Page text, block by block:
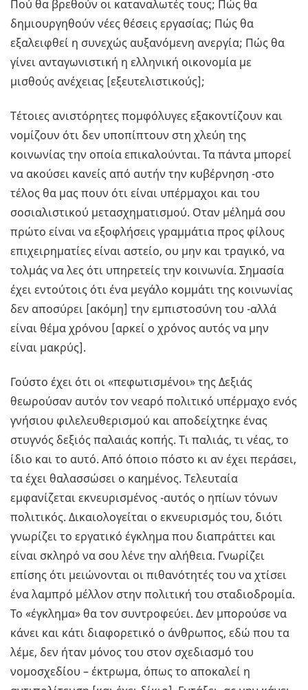
Πού θα βρεθούν οι καταναλωτές τους; Πώς θα
δημιουργηθούν νέες θέσεις εργασίας; Πώς θα
εξαλειφθεί η συνεχώς αυξανόμενη ανεργία; Πώς θα
γίνει ανταγωνιστική η ελληνική οικονομία με
μισθούς ανέχειας [εξευτελιστικούς];
Τέτοιες ανιστόρητες πομφόλυγες εξακοντίζουν και
νομίζουν ότι δεν υποπίπτουν στη χλεύη της
κοινωνίας την οποία επικαλούνται. Τα πάντα μπορεί
να ακούσει κανείς από αυτήν την κυβέρνηση -στο
τέλος θα μας πουν ότι είναι υπέρμαχοι και του
σοσιαλιστικού μετασχηματισμού. Οταν μέλημά σου
πρώτο είναι να εξοφλήσεις γραμμάτια προς φίλους
επιχειρηματίες είναι αστείο, ου μην και τραγικό, να
τολμάς να λες ότι υπηρετείς την κοινωνία. Σημασία
έχει εντούτοις ότι ένα μεγάλο κομμάτι της κοινωνίας
δεν αποσύρει [ακόμη] την εμπιστοσύνη του -αλλά
είναι θέμα χρόνου [αρκεί ο χρόνος αυτός να μην
είναι μακρύς].
Γούστο έχει ότι οι «πεφωτισμένοι» της Δεξιάς
θεωρούσαν αυτόν τον νεαρό πολιτικό υπέρμαχο ενός
γνήσιου φιλελευθερισμού και αποδείχτηκε ένας
στυγνός δεξιός παλαιάς κοπής. Τι παλιάς, τι νέας, το
ίδιο και το αυτό. Από όποιο πόστο κι αν έχει περάσει,
τα έχει θαλασσώσει ο καημένος. Τελευταία
εμφανίζεται εκνευρισμένος -αυτός ο ηπίων τόνων
πολιτικός. Δικαιολογείται ο εκνευρισμός του, διότι
γνωρίζει το εργατικό έγκλημα που διαπράττει και
είναι σκληρό να σου λένε την αλήθεια. Γνωρίζει
επίσης ότι μειώνονται οι πιθανότητές του να χτίσει
ένα λαμπρό μέλλον στην πολιτική του σταδιοδρομία.
Το «έγκλημα» θα τον συντροφεύει. Δεν μπορούσε να
κάνει και κάτι διαφορετικό ο άνθρωπος, εδώ που τα
λέμε, δεν ήταν μόνος του στον σχεδιασμό του
νομοσχεδίου – έκτρωμα, όπως το αποκαλεί η